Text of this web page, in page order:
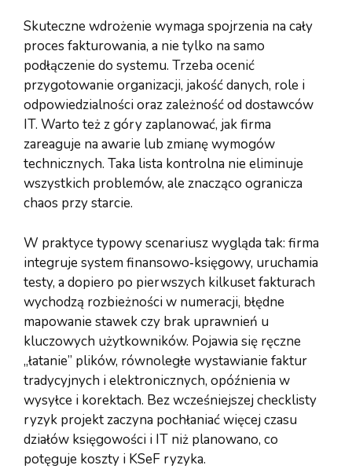
Skuteczne wdrożenie wymaga spojrzenia na cały
proces fakturowania, a nie tylko na samo
podłączenie do systemu. Trzeba ocenić
przygotowanie organizacji, jakość danych, role i
odpowiedzialności oraz zależność od dostawców
IT. Warto też z góry zaplanować, jak firma
zareaguje na awarie lub zmianę wymogów
technicznych. Taka lista kontrolna nie eliminuje
wszystkich problemów, ale znacząco ogranicza
chaos przy starcie.
W praktyce typowy scenariusz wygląda tak: firma
integruje system finansowo‑księgowy, uruchamia
testy, a dopiero po pierwszych kilkuset fakturach
wychodzą rozbieżności w numeracji, błędne
mapowanie stawek czy brak uprawnień u
kluczowych użytkowników. Pojawia się ręczne
„łatanie” plików, równoległe wystawianie faktur
tradycyjnych i elektronicznych, opóźnienia w
wysyłce i korektach. Bez wcześniejszej checklisty
ryzyk projekt zaczyna pochłaniać więcej czasu
działów księgowości i IT niż planowano, co
potęguje koszty i KSeF ryzyka.